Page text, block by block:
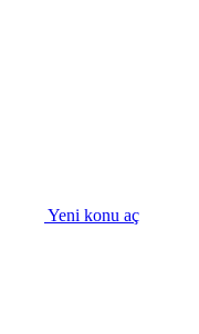
Yeni konu aç